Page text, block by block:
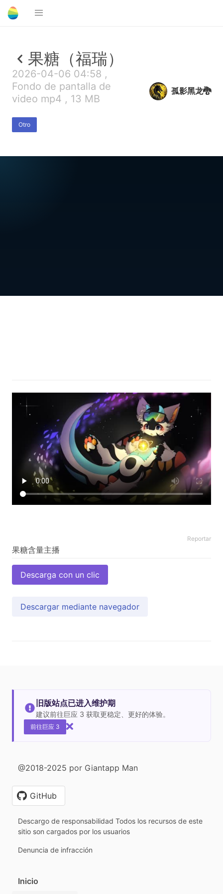
果糖（福瑞）
2026-04-06 04:58 ,
Fondo de pantalla de
video mp4 , 13 MB
Otro
孤影黑龙🐉
Reportar
Descarga con un clic
Descargar mediante navegador
旧版站点已进入维护期
建议前往巨应 3 获取更稳定、更好的体验。
前往巨应 3
@2018-2025 por Giantapp Man
GitHub
Descargo de responsabilidad Todos los recursos de este
sitio son cargados por los usuarios
Denuncia de infracción
Inicio